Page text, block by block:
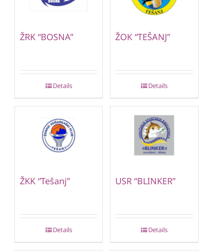
ŽRK “BOSNA”
Details
ŽOK “TEŠANJ”
Details
ŽKK “Tešanj”
Details
USR “BLINKER”
Details